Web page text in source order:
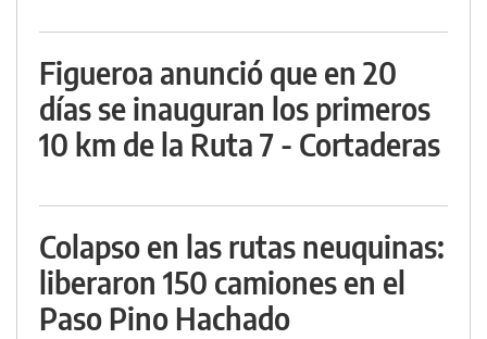
Figueroa anunció que en 20
días se inauguran los primeros
10 km de la Ruta 7 - Cortaderas
Colapso en las rutas neuquinas:
liberaron 150 camiones en el
Paso Pino Hachado